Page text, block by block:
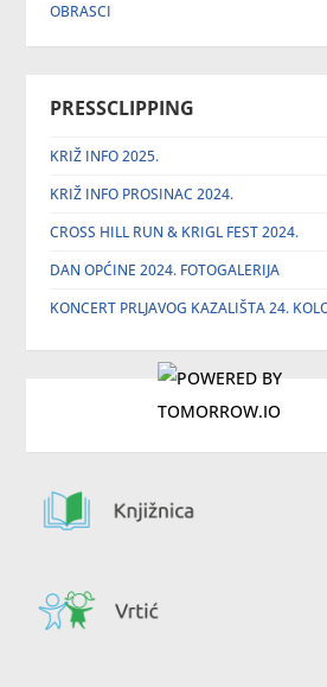
OBRASCI
PRESSCLIPPING
KRIŽ INFO 2025.
KRIŽ INFO PROSINAC 2024.
CROSS HILL RUN & KRIGL FEST 2024.
DAN OPĆINE 2024. FOTOGALERIJA
KONCERT PRLJAVOG KAZALIŠTA 24.